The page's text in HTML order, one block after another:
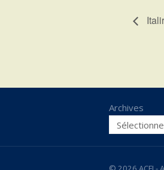
Archives